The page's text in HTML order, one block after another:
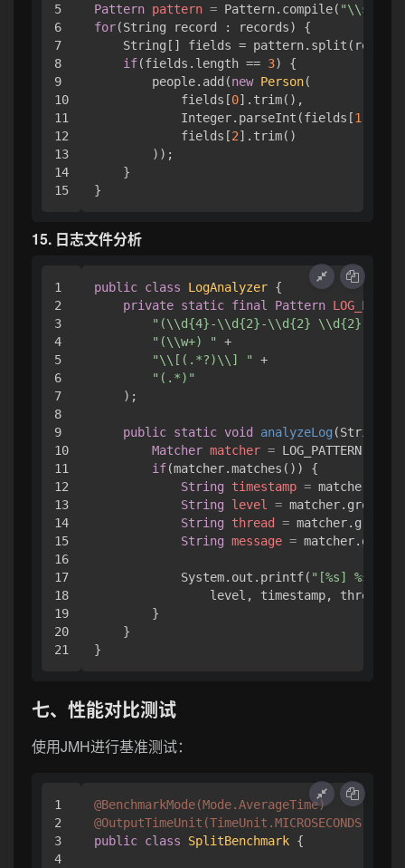
5
6
7
8
9
10
11
12
13
14
Pattern pattern = Pattern.compile(
for(String record : records) {
String[] fields =
if(fields.length == 3) {
        people.add(
new Person(
            fields[
0].trim(),
            Integer.parseInt(fields[
1
            fields[
2].trim()
        ));
    }
15. 日志文件分析
1
2
3
4
5
6
7
8
9
10
11
12
13
14
15
16
17
18
19
20
public class LogAnalyzer {
private static final Pattern
"(\\d{4}-\\d{2}-\\d{2}
"(\\w+) "
+
"\\[(.*?)\\] "
+
"(.*)"
    );
public static void analyzeLog (String
Matcher matcher =
if(matcher.matches()) {
String
timestamp =
String
level = matcher.group(
String
thread = matcher.group(
String message = matcher.group(
            System.out.printf(
"[%s] %s %s:
level, timestamp, thread,
        }
    }
七、性能对比测试
使用JMH进行基准测试：
1
2
3
4
@BenchmarkMode(Mode.AverageTime)
@OutputTimeUnit(TimeUnit.MICROSECONDS)
public class SplitBenchmark {